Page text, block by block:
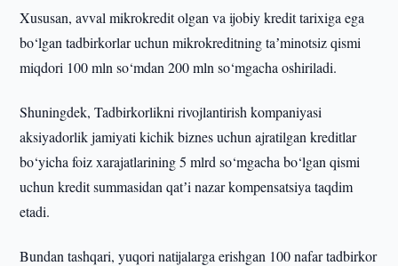
Xususan, avval mikrokredit olgan va ijobiy kredit tarixiga ega
bo‘lgan tadbirkorlar uchun mikrokreditning taʼminotsiz qismi
miqdori 100 mln so‘mdan 200 mln so‘mgacha oshiriladi.
Shuningdek, Tadbirkorlikni rivojlantirish kompaniyasi
aksiyadorlik jamiyati kichik biznes uchun ajratilgan kreditlar
bo‘yicha foiz xarajatlarining 5 mlrd so‘mgacha bo‘lgan qismi
uchun kredit summasidan qatʼi nazar kompensatsiya taqdim
etadi.
Bundan tashqari, yuqori natijalarga erishgan 100 nafar tadbirkor